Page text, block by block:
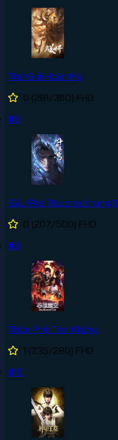
Thế Giới Hoàn Mỹ
0 (281/360) FHD
#8
Đấu Phá Thương Khung
0 (207/500) FHD
#9
Thôn Phệ Tinh Không
1 (235/280) FHD
#10